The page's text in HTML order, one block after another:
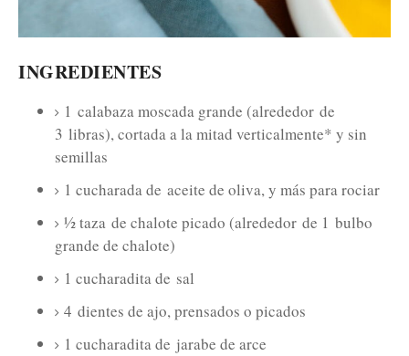
INGREDIENTES
1 calabaza moscada grande (alrededor de
3 libras), cortada a la mitad verticalmente* y sin
semillas
1 cucharada de aceite de oliva, y más para rociar
½ taza de chalote picado (alrededor de 1 bulbo
grande de chalote)
1 cucharadita de sal
4 dientes de ajo, prensados ​​o picados
1 cucharadita de jarabe de arce